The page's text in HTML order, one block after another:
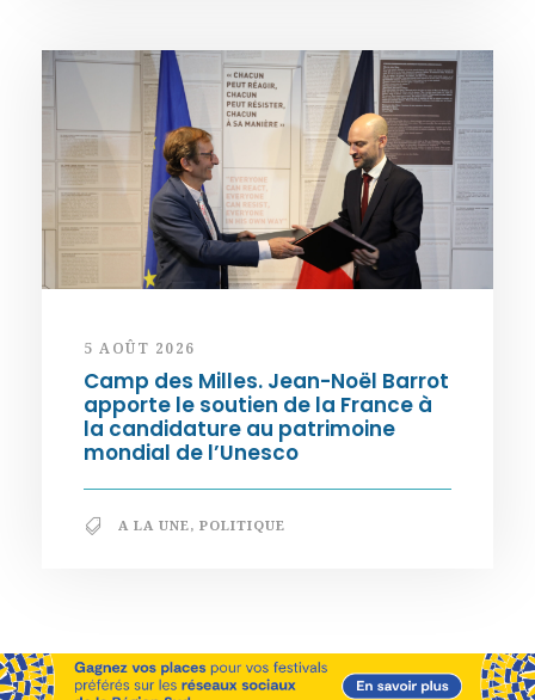
5 AOÛT 2026
Camp des Milles. Jean-Noël Barrot
apporte le soutien de la France à
la candidature au patrimoine
mondial de l’Unesco
A LA UNE, POLITIQUE